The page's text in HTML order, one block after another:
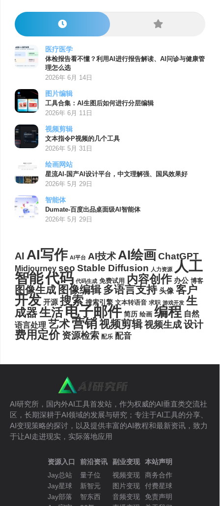
医疗医学
体检报告看不懂？利用AI进行报告解读、AI问诊与健康管
理怎么选
2026年 6月 14日
图片编辑
工具合集：AI生图后如何进行分层编辑
2026年 6月 11日
视频剪辑
文本指令P视频的几个工具
2026年 5月 31日
绘画网站
星流AI-国产AI设计平台，中文理解强、国风效果好
2026年 5月 29日
智能体
Dumate-百度出品桌面级AI智能体
2026年 5月 29日
AI AI写作 AI平台 AI技术AI绘画ChatGPT
Midjourney seo Stable Diffusion 人力资源 人工
智能代码 代码生成 免费试用 内容创作 办公 博客
图像生成 图像编辑 多语言支持 头像 客户
开发 开源 搜索 搜索引擎 文本转语音 求职 游戏开发 生
成器生活电子邮件 简历 绘画 编程 自然
语言处理 艺术营销视频剪辑视频生成设计
费用定价 资源检索 配乐 配音
AI研究所，国内外AI工具首发站，作为权威的AI垂直类交流社
区，长期深耕于AI领域的发展与研究；专注于AI工具的分享、
AI变现策略的探讨，以及提供丰富的AI教程和最新资讯，致力
于让AI走进现实，实际落地应用
资源入口
Jay总站
Jay星球
Jay部落
前沿资讯
量子位
新智元
智东西
副业变现
视频变现
图片变现
音频变现
本站声明
商务合作
付费星球
免责声明